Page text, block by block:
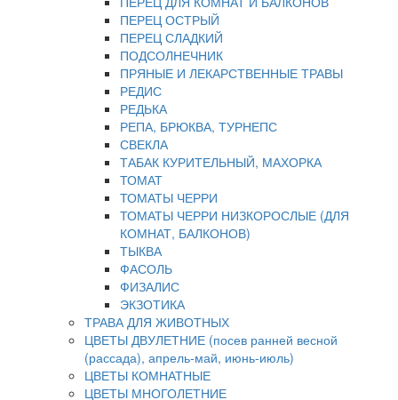
ПЕРЕЦ ОСТРЫЙ
ПЕРЕЦ СЛАДКИЙ
ПОДСОЛНЕЧНИК
ПРЯНЫЕ И ЛЕКАРСТВЕННЫЕ ТРАВЫ
РЕДИС
РЕДЬКА
РЕПА, БРЮКВА, ТУРНЕПС
СВЕКЛА
ТАБАК КУРИТЕЛЬНЫЙ, МАХОРКА
ТОМАТ
ТОМАТЫ ЧЕРРИ
ТОМАТЫ ЧЕРРИ НИЗКОРОСЛЫЕ (ДЛЯ
КОМНАТ, БАЛКОНОВ)
ТЫКВА
ФАСОЛЬ
ФИЗАЛИС
ЭКЗОТИКА
ТРАВА ДЛЯ ЖИВОТНЫХ
ЦВЕТЫ ДВУЛЕТНИЕ (посев ранней весной
(рассада), апрель-май, июнь-июль)
ЦВЕТЫ КОМНАТНЫЕ
ЦВЕТЫ МНОГОЛЕТНИЕ